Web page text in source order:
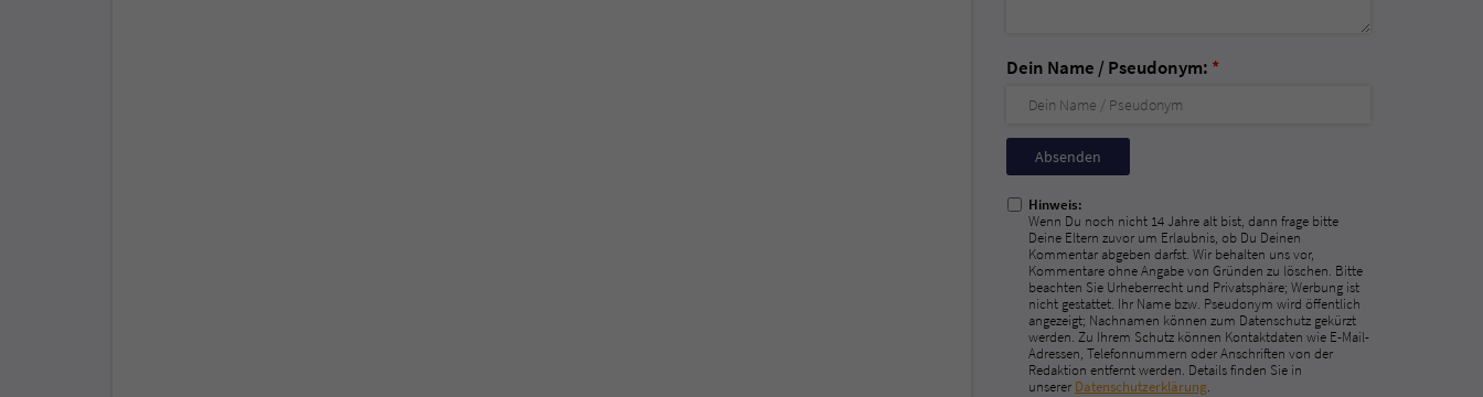
Dein Name / Pseudonym: *
Nicht
ausfüllen!
Hinweis:
Wenn Du noch nicht 14 Jahre alt bist, dann frage bitte
Deine Eltern zuvor um Erlaubnis, ob Du Deinen
Kommentar abgeben darfst. Wir behalten uns vor,
Kommentare ohne Angabe von Gründen zu löschen. Bitte
beachten Sie Urheberrecht und Privatsphäre; Werbung ist
nicht gestattet. Ihr Name bzw. Pseudonym wird öffentlich
angezeigt; Nachnamen können zum Datenschutz gekürzt
werden. Zu Ihrem Schutz können Kontaktdaten wie E-Mail-
Adressen, Telefonnummern oder Anschriften von der
Redaktion entfernt werden. Details finden Sie in
unserer Datenschutzerklärung.